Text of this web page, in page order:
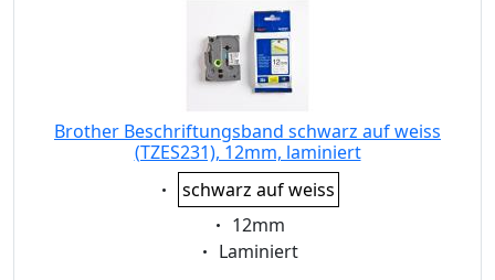
Brother Beschriftungsband schwarz auf weiss
(TZES231), 12mm, laminiert
Eigenschaft:
schwarz auf weiss
Eigenschaft:
12mm
Eigenschaft:
Laminiert